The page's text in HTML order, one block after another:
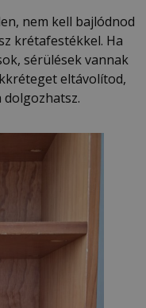
nem kell bajlódnod
krétafestékkel. Ha
sérülések vannak
eltávolítod,